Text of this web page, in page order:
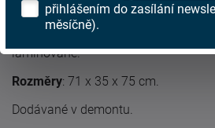
prostoru nejen na oblečení ale i
Je dvoudveřová s dvěma šuplíky. Je
laminované.
Rozměry: 71 x 35 x 75 cm.
Dodávané v demontu.
přihlášením do zasílání
měsíčně).